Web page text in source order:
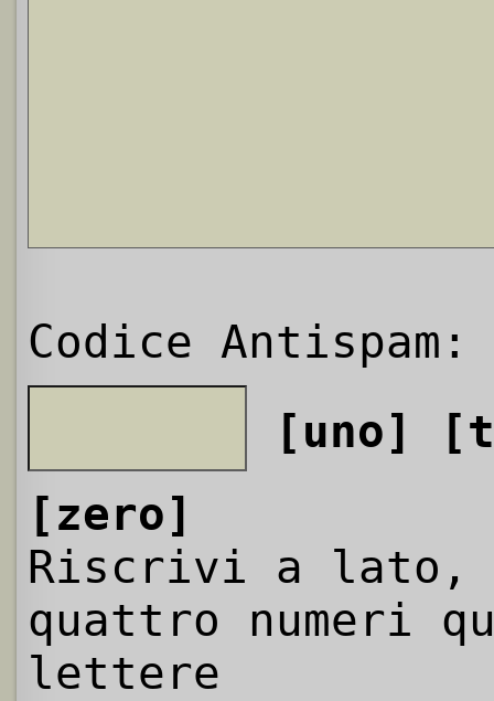
Codice Antispam:
[uno]
[zero]
Riscrivi a
quattro numeri
lettere